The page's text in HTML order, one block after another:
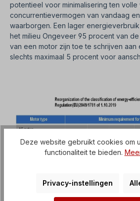
potentieel voor minimalisering ten
concurrentievermogen van vandaag
waarborgen. Een lager
het milieu Ongeveer 95 procent van
van een motor zijn toe te schrijven
slechts maximaal 5 procent voor
Deze website gebruikt cookies om
functionaliteit te bieden.
Privacy-instellingen